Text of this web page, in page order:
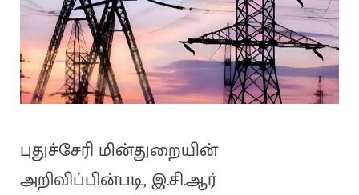
புதுச்சேரி மின்துறையின்
அறிவிப்பின்படி, இ.சி.ஆர்